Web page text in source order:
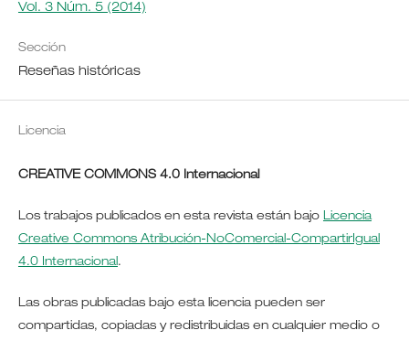
Vol. 3 Núm. 5 (2014)
Sección
Reseñas históricas
Licencia
CREATIVE COMMONS 4.0 Internacional
Los trabajos publicados en esta revista están bajo Licencia
Creative Commons Atribución-NoComercial-CompartirIgual
4.0 Internacional.
Las obras publicadas bajo esta licencia pueden ser
compartidas, copiadas y redistribuidas en cualquier medio o